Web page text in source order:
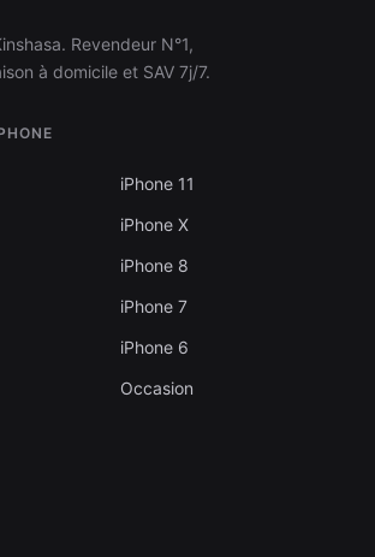
Revendeur N°1,
à domicile et SAV 7j/7.
iPhone 11
iPhone X
iPhone 8
iPhone 7
iPhone 6
Occasion